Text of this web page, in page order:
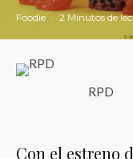
Foodie · 2 Minutos de
RPD
Con el estreno